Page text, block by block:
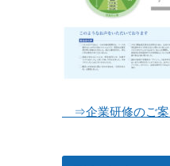
⇒企業研修のご案